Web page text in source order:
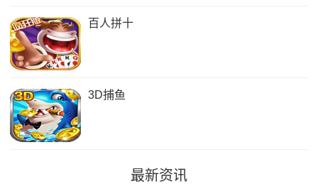
百人拼十
3D捕鱼
最新资讯